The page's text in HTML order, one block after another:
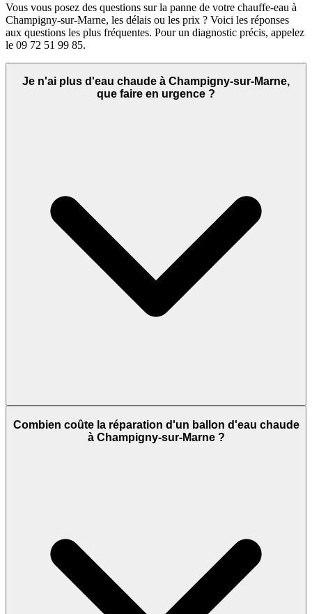
Vous vous posez des questions sur la panne de votre chauffe-eau à
Champigny-sur-Marne, les délais ou les prix ? Voici les réponses
aux questions les plus fréquentes. Pour un diagnostic précis, appelez
le 09 72 51 99 85.
Je n'ai plus d'eau chaude à Champigny-sur-Marne,
que faire en urgence ?
Combien coûte la réparation d'un ballon d'eau chaude
à Champigny-sur-Marne ?